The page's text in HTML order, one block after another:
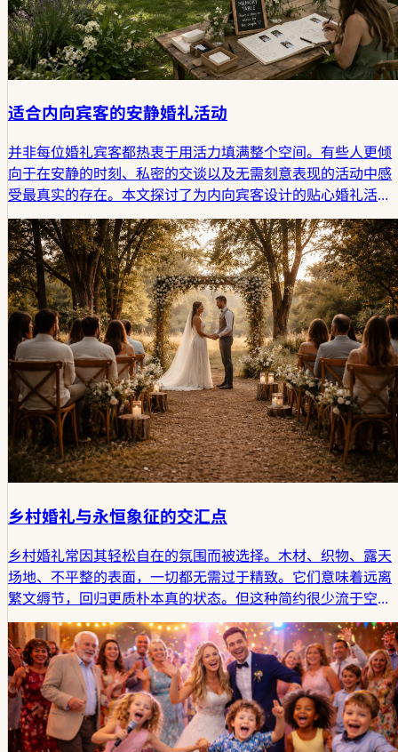
适合内向宾客的安静婚礼活动
并非每位婚礼宾客都热衷于用活力填满整个空间。有些人更倾
向于在安静的时刻、私密的交谈以及无需刻意表现的活动中感
受最真实的存在。本文探讨了为内向宾客设计的贴心婚礼活
动，并揭示为何这些低调的选择往往能留下最持久的故事。
乡村婚礼与永恒象征的交汇点
乡村婚礼常因其轻松自在的氛围而被选择。木材、织物、露天
场地、不平整的表面，一切都无需过于精致。它们意味着远离
繁文缛节，回归更质朴本真的状态。但这种简约很少流于空
洞，其背后往往蕴含着不易一眼看透的层次感。